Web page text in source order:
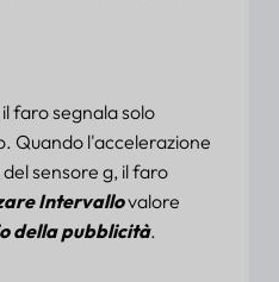
faro segnala solo
Quando l'accelerazione
sensore g, il faro
Intervallovalore
della pubblicità.